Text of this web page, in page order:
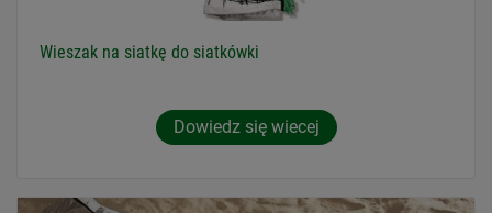
Wieszak na siatkę do siatkówki
Dowiedz się wiecej